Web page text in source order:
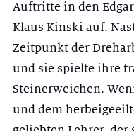
Auftritte in den
Klaus Kinski auf.
Zeitpunkt der
und sie spielte ihre
Steinerweichen.
und dem